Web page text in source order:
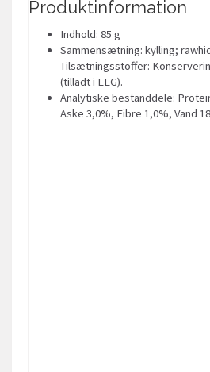
Produktinformation
Indhold: 85 g
Sammensætning: kylling;
Tilsætningsstoffer:
(tilladt i EEG).
Analytiske bestanddele:
Aske 3,0%, Fibre 1,0%, Vand